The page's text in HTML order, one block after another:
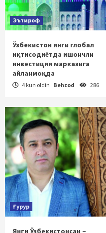
Эътироф
Ўзбекистон янги глобал
иқтисодиётда ишончли
инвестиция марказига
айланмоқда
4 kun oldin Behzod 286
Ғурур
Янги Ўзбекистонсан –